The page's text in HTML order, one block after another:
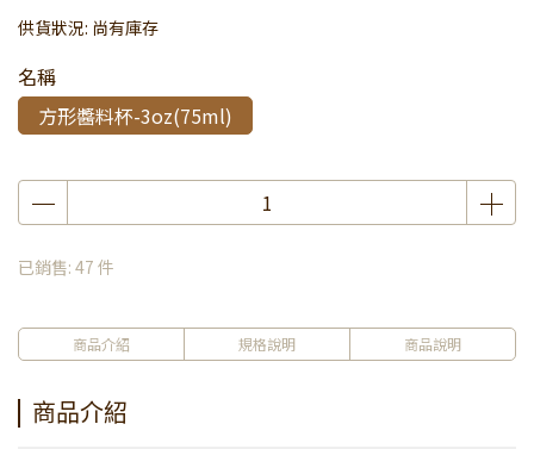
供貨狀況: 尚有庫存
名稱
方形醬料杯-3oz(75ml)
已銷售: 47 件
商品介紹 規格說明 商品說明
商品介紹